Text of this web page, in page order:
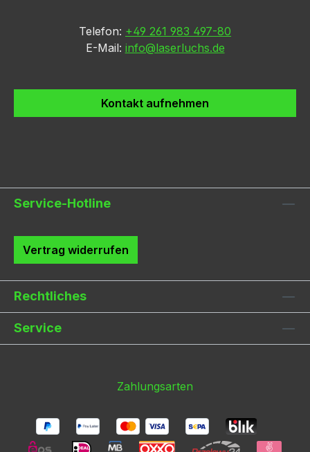
Telefon: +49 261 983 497-80
E-Mail: info@laserluchs.de
Kontakt aufnehmen
Service-Hotline
Vertrag widerrufen
Rechtliches
Service
Zahlungsarten